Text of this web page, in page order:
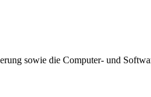
sowie die Computer- und